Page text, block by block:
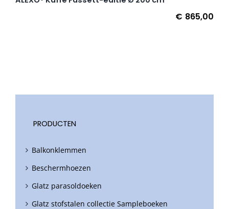
€ 865,00
PRODUCTEN
Balkonklemmen
Beschermhoezen
Glatz parasoldoeken
Glatz stofstalen collectie Sampleboeken